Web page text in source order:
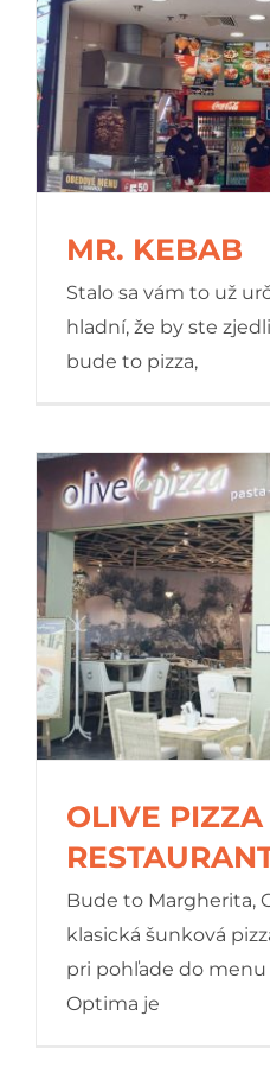
MR. KEBAB
Stalo sa vám to už
hladní, že by ste
bude to pizza,
OLIVE PIZZA
OLIVE PIZZA
Bude to Margherita,
klasická šunková
pri pohľade do menu
Optima je